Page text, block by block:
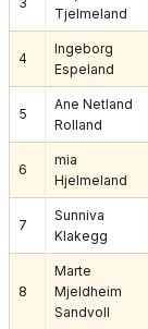
Tjelmeland
4
Ingeborg
Espeland
5
Ane Netland
Rolland
6
mia
Hjelmeland
7
Sunniva
Klakegg
8
Marte
Mjeldheim
Sandvoll